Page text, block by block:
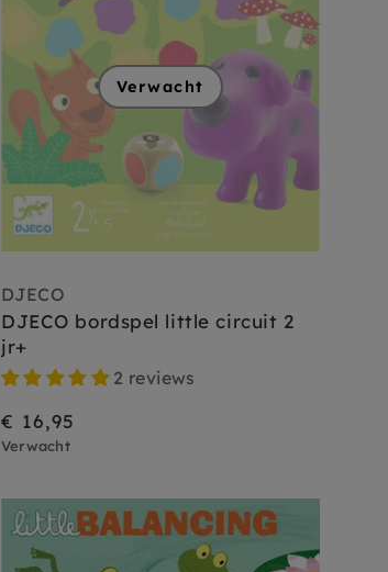
Verwacht
DJECO
DJECO bordspel little circuit 2
jr+
2 reviews
€ 16,95
Verwacht